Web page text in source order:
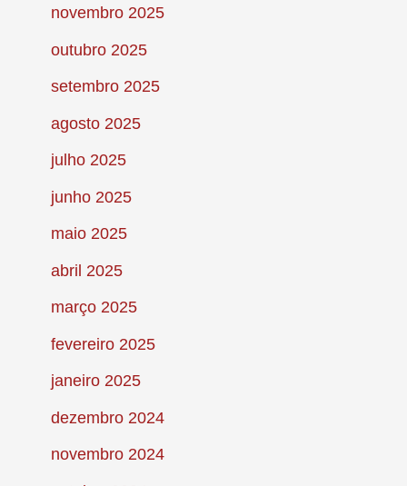
novembro 2025
outubro 2025
setembro 2025
agosto 2025
julho 2025
junho 2025
maio 2025
abril 2025
março 2025
fevereiro 2025
janeiro 2025
dezembro 2024
novembro 2024